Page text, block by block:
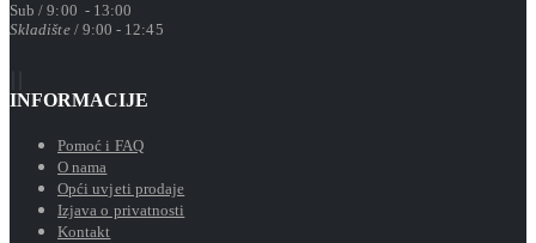
Sub / 9:00 - 13:00
Skladište/ 9:00 - 12:45
INFORMACIJE
Pomoć i FAQ
O nama
Opći uvjeti prodaje
Izjava o privatnosti
Kontakt